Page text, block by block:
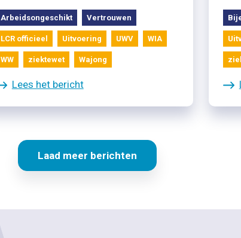
Arbeidsongeschikt Vertrouwen
LCR officieel Uitvoering UWV WIA
WW ziektewet Wajong
Lees het bericht
Laad meer berichten